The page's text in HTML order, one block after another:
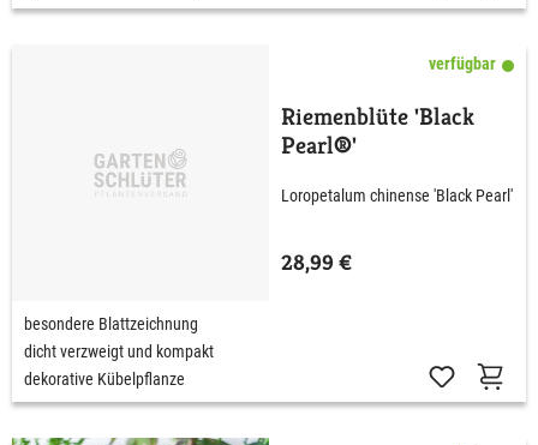
verfügbar
Riemenblüte 'Black
Pearl®'
Loropetalum chinense 'Black Pearl'
28,99 €
besondere Blattzeichnung
dicht verzweigt und kompakt
dekorative Kübelpflanze